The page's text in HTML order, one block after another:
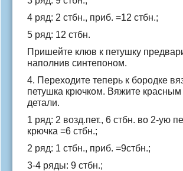
4 ряд: 2 стбн., приб. =12 стбн.;
5 ряд: 12 стбн.
Пришейте клюв к петушку
наполнив синтепоном.
4. Переходите теперь к бородке
петушка крючком. Вяжите
детали.
1 ряд: 2 возд.пет., 6 стбн. во 2-ую
крючка =6 стбн.;
2 ряд: 1 стбн., приб. =9стбн.;
3-4 ряды: 9 стбн.;